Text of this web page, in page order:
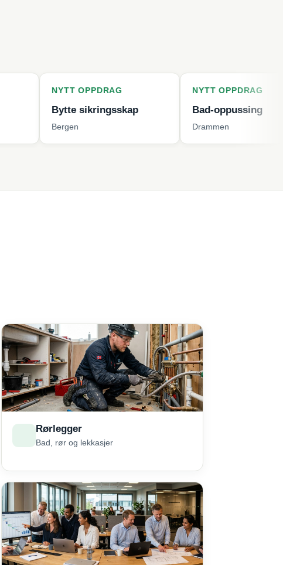
NYTT OPPDRAG
Bytte sikringsskap
NYTT OPPDRAG
Bad-oppussing
Rørlegger
Bad, rør og lekkasjer